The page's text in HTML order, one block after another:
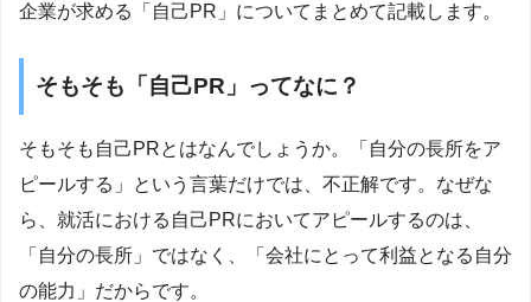
企業が求める「自己PR」についてまとめて記載します。
そもそも「自己PR」ってなに？
そもそも自己PRとはなんでしょうか。「自分の長所をア
ピールする」という言葉だけでは、不正解です。なぜな
ら、就活における自己PRにおいてアピールするのは、
「自分の長所」ではなく、「会社にとって利益となる自分
の能力」だからです。